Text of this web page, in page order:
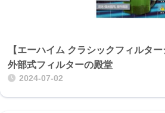
【エーハイム クラシックフィルタ
外部式フィルターの殿堂
2024-07-02